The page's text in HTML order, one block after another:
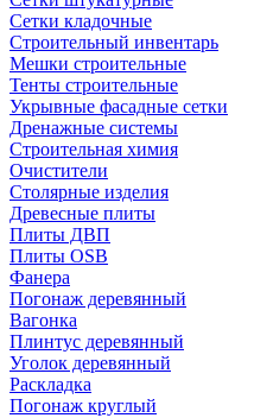
Сетки кладочные
Строительный инвентарь
Мешки строительные
Тенты строительные
Укрывные фасадные сетки
Дренажные системы
Строительная химия
Очистители
Столярные изделия
Древесные плиты
Плиты ДВП
Плиты OSB
Фанера
Погонаж деревянный
Вагонка
Плинтус деревянный
Уголок деревянный
Раскладка
Погонаж круглый